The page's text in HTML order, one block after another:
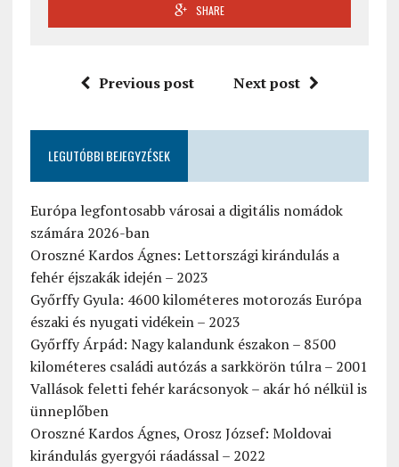
SHARE
Previous post Next post
LEGUTÓBBI BEJEGYZÉSEK
Európa legfontosabb városai a digitális nomádok
számára 2026-ban
Oroszné Kardos Ágnes: Lettországi kirándulás a
fehér éjszakák idején – 2023
Győrffy Gyula: 4600 kilométeres motorozás Európa
északi és nyugati vidékein – 2023
Győrffy Árpád: Nagy kalandunk északon – 8500
kilométeres családi autózás a sarkkörön túlra – 2001
Vallások feletti fehér karácsonyok – akár hó nélkül is
ünneplőben
Oroszné Kardos Ágnes, Orosz József: Moldovai
kirándulás gyergyói ráadással – 2022